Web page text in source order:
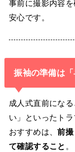
事前に撮影内容を
安心です。
振袖の準備は
成人式直前にな
い」といったトラ
おすすめは、前
て確認すること 。